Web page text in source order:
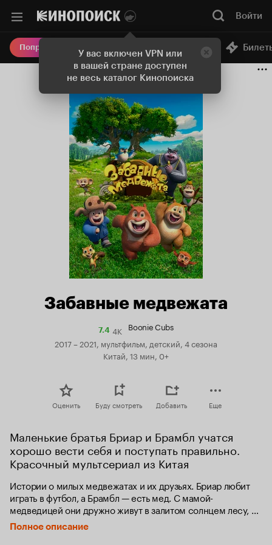
У вас включен VPN или
в вашей стране доступен
не весь каталог Кинопоиска
Войти
Попробовать Плюс Онлайн-кинотеатр
Забавные медвежата
7.4Рейтинг
Кинопоиска
7.4
4K Boonie Cubs
2017 – 2021, мультфильм, детский, 4 сезона
Китай, 13 мин, 0+
Оценить Буду смотреть Добавить Еще
Маленькие братья Бриар и Брамбл учатся
хорошо вести себя и поступать правильно.
Красочный мультсериал из Китая
Истории о милых медвежатах и их друзьях. Бриар любит
играть в футбол, а Брамбл — есть мед. С мамой-
медведицей они дружно живут в залитом солнцем лесу,
слушают учителя и тренера, играют на полянке и мечтают
поскорее вырасти, а вокруг столько всего интересного.
Полное описание